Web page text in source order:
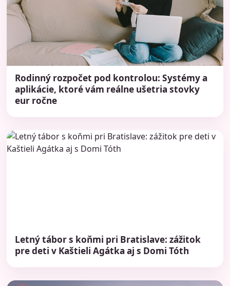
Rodinný rozpočet pod kontrolou: Systémy a
aplikácie, ktoré vám reálne ušetria stovky
eur ročne
Letný tábor s koňmi pri Bratislave: zážitok
pre deti v Kaštieli Agátka aj s Domi Tóth